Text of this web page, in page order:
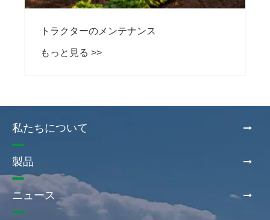
トラクターのメンテナンス
もっと見る >>
私たちについて
製品
ニュース